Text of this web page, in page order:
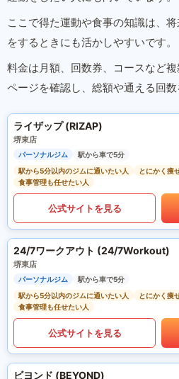
ここで得た運動や食事の知識は、
をするときにも活かしやすいです。
料金は月額、回数券、コースなど
ページを確認し、総額や通える回数
ライザップ (RIZAP)
堺東店
パーソナルジム
駅から車で5分
駅から5分以内のジムに通いたい人
とにかく痩
食事管理も任せたい人
公式サイトを見る
24/7ワークアウト (24/7Workout)
堺東店
パーソナルジム
駅から車で5分
駅から5分以内のジムに通いたい人
とにかく痩
食事管理も任せたい人
公式サイトを見る
ビヨンド (BEYOND)